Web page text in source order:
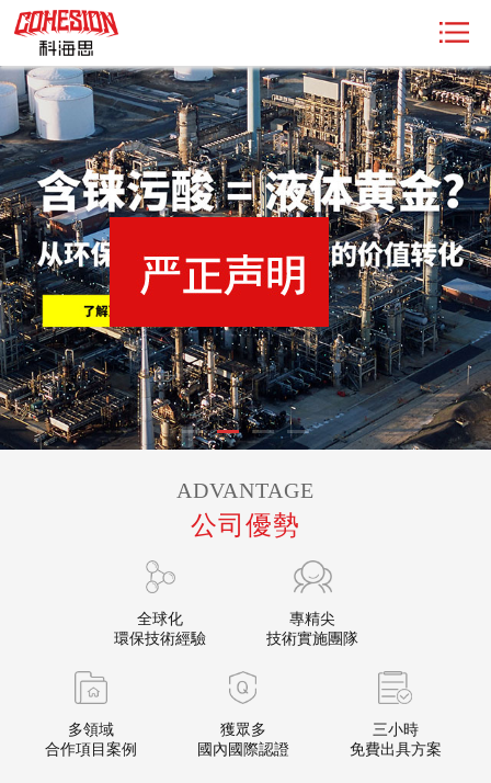
ADVANTAGE
公司優勢
全球化
環保技術經驗
專精尖
技術實施團隊
多領域
合作項目案例
獲眾多
國內國際認證
三小時
免費出具方案